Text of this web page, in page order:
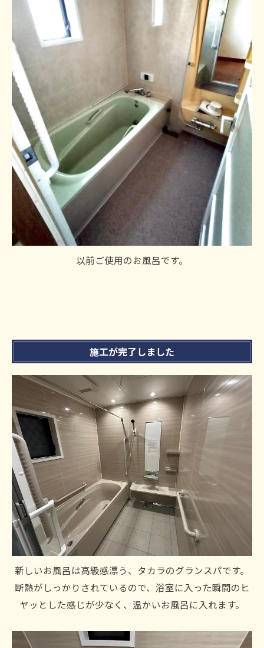
以前ご使用のお風呂です。
施工が完了しました
新しいお風呂は高級感漂う、タカラのグランスパです。
断熱がしっかりされているので、浴室に入った瞬間のヒ
ヤッとした感じが少なく、温かいお風呂に入れます。